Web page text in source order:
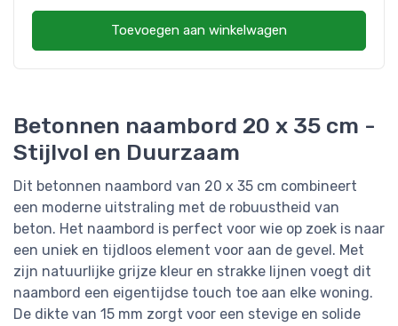
Betonnen naambord 20 x 35 cm -
Stijlvol en Duurzaam
Dit betonnen naambord van 20 x 35 cm combineert
een moderne uitstraling met de robuustheid van
beton. Het naambord is perfect voor wie op zoek is naar
een uniek en tijdloos element voor aan de gevel. Met
zijn natuurlijke grijze kleur en strakke lijnen voegt dit
naambord een eigentijdse touch toe aan elke woning.
De dikte van 15 mm zorgt voor een stevige en solide
Toevoegen aan winkelwagen